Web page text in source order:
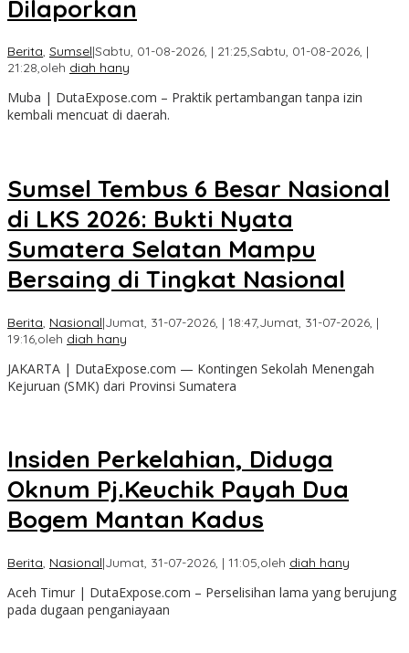
Dilaporkan
Berita, Sumsel|Sabtu, 01-08-2026, | 21:25,Sabtu, 01-08-2026, |
21:28,oleh diah hany
Muba | DutaExpose.com – Praktik pertambangan tanpa izin
kembali mencuat di daerah.
Sumsel Tembus 6 Besar Nasional
di LKS 2026: Bukti Nyata
Sumatera Selatan Mampu
Bersaing di Tingkat Nasional
Berita, Nasional|Jumat, 31-07-2026, | 18:47,Jumat, 31-07-2026, |
19:16,oleh diah hany
JAKARTA | DutaExpose.com — Kontingen Sekolah Menengah
Kejuruan (SMK) dari Provinsi Sumatera
Insiden Perkelahian, Diduga
Oknum Pj.Keuchik Payah Dua
Bogem Mantan Kadus
Berita, Nasional|Jumat, 31-07-2026, | 11:05,oleh diah hany
Aceh Timur | DutaExpose.com – Perselisihan lama yang berujung
pada dugaan penganiayaan